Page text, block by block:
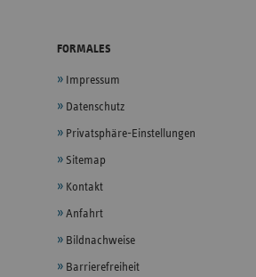
FORMALES
Impressum
Datenschutz
Privatsphäre-Einstellungen
Sitemap
Kontakt
Anfahrt
Bildnachweise
Barrierefreiheit